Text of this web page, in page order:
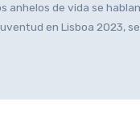
anhelos de vida se
en Lisboa 2023,